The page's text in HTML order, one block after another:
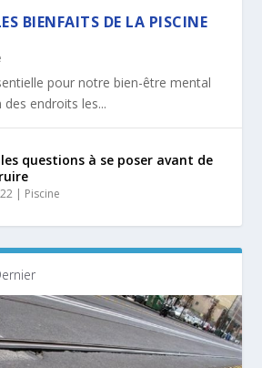
BIENFAITS DE LA PISCINE
pour notre bien-être mental
des endroits les...
les questions à se poser avant de
| Piscine